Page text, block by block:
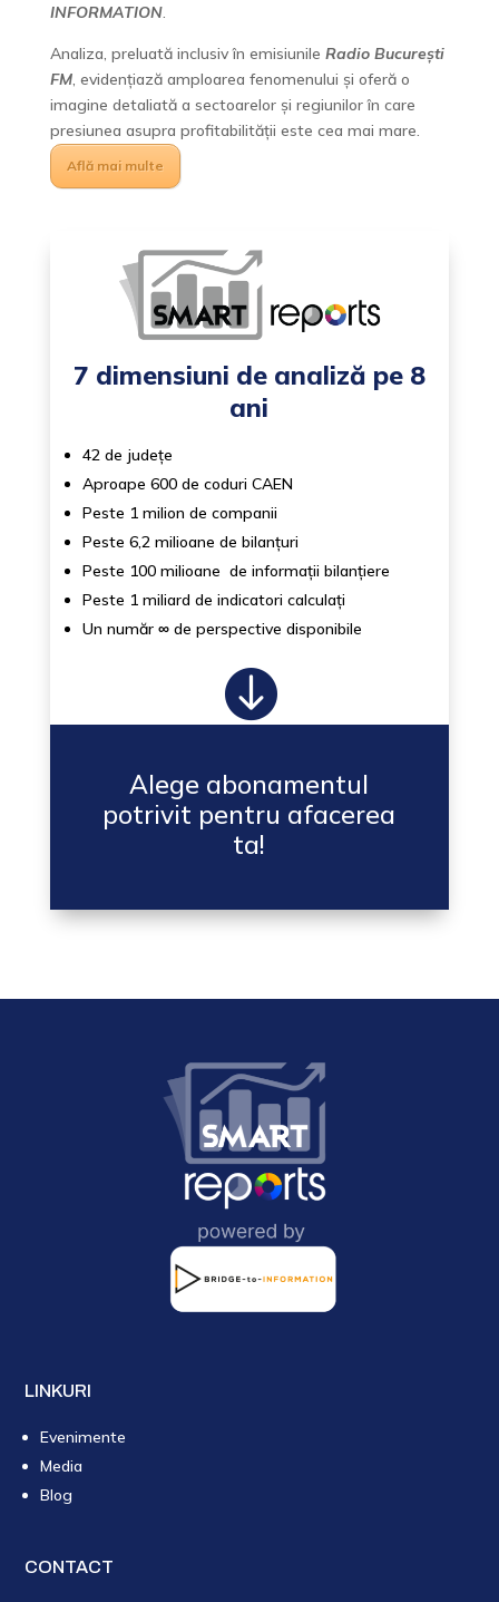
INFORMATION.
Analiza, preluată inclusiv în emisiunile Radio București
FM, evidențiază amploarea fenomenului și oferă o
imagine detaliată a sectoarelor și regiunilor în care
presiunea asupra profitabilității este cea mai mare.
Află mai multe
7 dimensiuni de analiză pe 8
ani
42 de județe
Aproape 600 de coduri CAEN
Peste 1 milion de companii
Peste 6,2 milioane de bilanțuri
Peste 100 milioane de informații bilanțiere
Peste 1 miliard de indicatori calculați
Un număr ∞de perspective disponibile

Alege abonamentul
potrivit pentru afacerea
ta!
LINKURI
Evenimente
Media
Blog
CONTACT